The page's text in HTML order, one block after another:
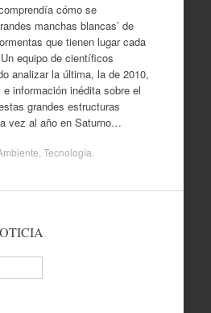
cómo se
manchas blancas’ de
que tienen lugar cada
equipo de científicos
analizar la última, la de 2010,
información inédita sobre el
grandes estructuras
vez al año en Saturno…
Tecnología